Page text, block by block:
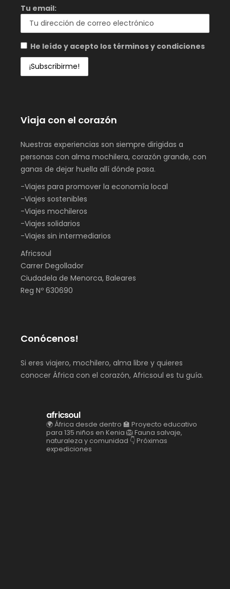
Tu email:
He leído y acepto los términos y condiciones
Viaja con el corazón
Nuestras experiencias son siempre dirigidas a
personas con alma mochilera, corazón grande, con
ganas de dejar huella allí dónde pasa.
-Viajes para promover la economía local
-Viajes sostenibles
-Viajes mochileros
-Viajes solidarios
-Viajes sin intermediarios
Africsoul
Carrer Degollador
Ciudadela de Menorca, Baleares
Reg Nº 630690
Conócenos!
Si eres viajero, mochilero, alma libre y quieres
conocer África con el corazón, Africsoul es tu guía.
africsoul
🌍 África desde dentro 🏫 Proyecto educativo
para 135 niños en Kenia 🦁 Fauna salvaje,
naturaleza y comunidad 👇 Próximas
expediciones